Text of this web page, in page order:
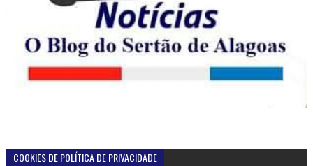
COOKIES DE POLÍTICA DE PRIVACIDADE